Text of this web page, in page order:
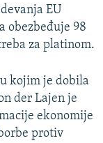
EU
obezbeđuje 98
za platinom.
kojim je dobila
der Lajen je
ekonomije
protiv